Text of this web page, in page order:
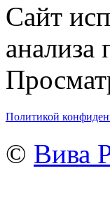
Сайт
Политикой
© Вива